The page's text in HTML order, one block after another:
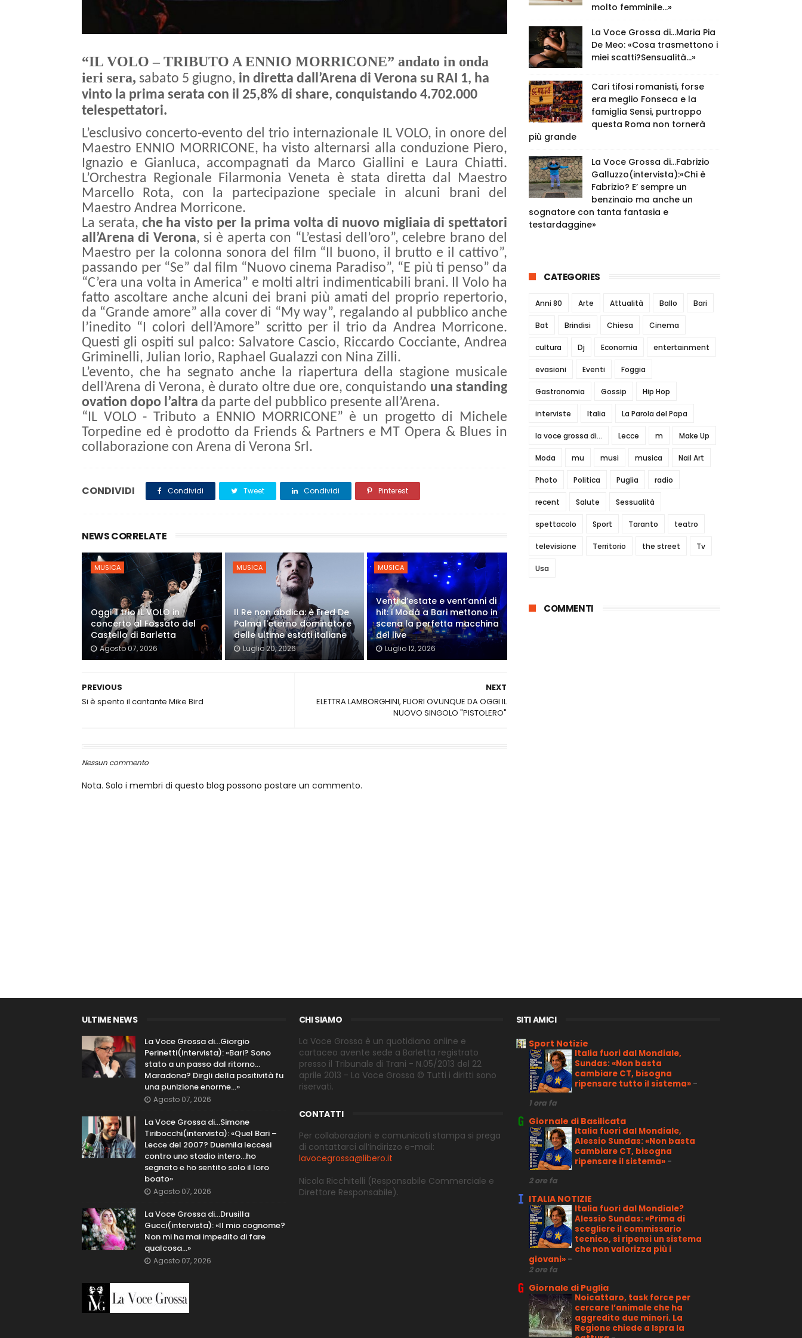
“IL VOLO – TRIBUTO A ENNIO MORRICONE” andato in onda
ieri sera, sabato 5 giugno, in diretta dall’Arena di Verona su RAI 1, ha
vinto la prima serata con il 25,8% di share, conquistando 4.702.000
telespettatori.
L’esclusivo concerto-evento del trio internazionale IL VOLO, in onore del
Maestro ENNIO MORRICONE, ha visto alternarsi alla conduzione Piero,
Ignazio e Gianluca, accompagnati da Marco Giallini e Laura Chiatti.
L’Orchestra Regionale Filarmonia Veneta è stata diretta dal Maestro
Marcello Rota, con la partecipazione speciale in alcuni brani del
Maestro Andrea Morricone.
La serata, che ha visto per la prima volta di nuovo migliaia di spettatori
all’Arena di Verona, si è aperta con “L’estasi dell’oro”, celebre brano del
Maestro per la colonna sonora del film “Il buono, il brutto e il cattivo”,
passando per “Se” dal film “Nuovo cinema Paradiso”, “E più ti penso” da
“C’era una volta in America” e molti altri indimenticabili brani. Il Volo ha
fatto ascoltare anche alcuni dei brani più amati del proprio repertorio,
da “Grande amore” alla cover di “My way”, regalando al pubblico anche
l’inedito “I colori dell’Amore” scritto per il trio da Andrea Morricone.
Questi gli ospiti sul palco: Salvatore Cascio, Riccardo Cocciante, Andrea
Griminelli, Julian Iorio, Raphael Gualazzi con Nina Zilli.
L’evento, che ha segnato anche la riapertura della stagione musicale
dell’Arena di Verona, è durato oltre due ore, conquistando una standing
ovation dopo l’altra da parte del pubblico presente all’Arena.
“IL VOLO - Tributo a ENNIO MORRICONE” è un progetto di Michele
Torpedine ed è prodotto da Friends & Partners e MT Opera & Blues in
collaborazione con Arena di Verona Srl.
CONDIVIDI Condividi Tweet Condividi Pinterest
NEWS CORRELATE
MUSICA
Oggi il trio IL VOLO in
concerto al Fossato del
Castello di Barletta
Agosto 07, 2026
MUSICA
Il Re non abdica: è Fred De
Palma l'eterno dominatore
delle ultime estati italiane
Luglio 20, 2026
MUSICA
Venti d’estate e vent’anni di
hit: i Modà a Bari mettono in
scena la perfetta macchina
del live
Luglio 12, 2026
NEXT
ELETTRA LAMBORGHINI, FUORI OVUNQUE DA OGGI IL
NUOVO SINGOLO "PISTOLERO"
PREVIOUS
Si è spento il cantante Mike Bird
Nessun commento
Nota. Solo i membri di questo blog possono postare un commento.
molto femminile…»
La Voce Grossa di…Maria Pia
De Meo: «Cosa trasmettono i
miei scatti?Sensualità…»
Cari tifosi romanisti, forse
era meglio Fonseca e la
famiglia Sensi, purtroppo
questa Roma non tornerà
più grande
La Voce Grossa di…Fabrizio
Galluzzo(intervista):«Chi è
Fabrizio? E’ sempre un
benzinaio ma anche un
sognatore con tanta fantasia e
testardaggine»
CATEGORIES
Anni 80 Arte Attualità Ballo Bari
Bat Brindisi Chiesa Cinema
cultura Dj Economia entertainment
evasioni Eventi Foggia
Gastronomia Gossip Hip Hop
interviste Italia La Parola del Papa
la voce grossa di... Lecce m Make Up
Moda mu musi musica Nail Art
Photo Politica Puglia radio
recent Salute Sessualità
spettacolo Sport Taranto teatro
televisione Territorio the street Tv
Usa
COMMENTI
ULTIME NEWS
La Voce Grossa di…Giorgio
Perinetti(intervista): «Bari? Sono
stato a un passo dal ritorno...
Maradona? Dirgli della positività fu
una punizione enorme…»
Agosto 07, 2026
La Voce Grossa di…Simone
Tiribocchi(intervista): «Quel Bari –
Lecce del 2007? Duemila leccesi
contro uno stadio intero...ho
segnato e ho sentito solo il loro
boato»
Agosto 07, 2026
La Voce Grossa di…Drusilla
Gucci(intervista): «Il mio cognome?
Non mi ha mai impedito di fare
qualcosa…»
Agosto 07, 2026
CHI SIAMO
La Voce Grossa è un quotidiano online e
cartaceo avente sede a Barletta registrato
presso il Tribunale di Trani - N.05/2013 del 22
aprile 2013 - La Voce Grossa © Tutti i diritti sono
riservati.
CONTATTI
Per collaborazioni e comunicati stampa si prega
di contattarci all’indirizzo e-mail:
lavocegrossa@libero.it
Nicola Ricchitelli (Responsabile Commerciale e
Direttore Responsabile).
SITI AMICI
Sport Notizie
Italia fuori dal Mondiale,
Sundas: «Non basta
cambiare CT, bisogna
ripensare tutto il sistema» -
1 ora fa
Giornale di Basilicata
Italia fuori dal Mondiale,
Alessio Sundas: «Non basta
cambiare CT, bisogna
ripensare il sistema» -
2 ore fa
ITALIA NOTIZIE
Italia fuori dal Mondiale?
Alessio Sundas: «Prima di
scegliere il commissario
tecnico, si ripensi un sistema
che non valorizza più i
giovani» -
2 ore fa
Giornale di Puglia
Noicattaro, task force per
cercare l’animale che ha
aggredito due minori. La
Regione chiede a Ispra la